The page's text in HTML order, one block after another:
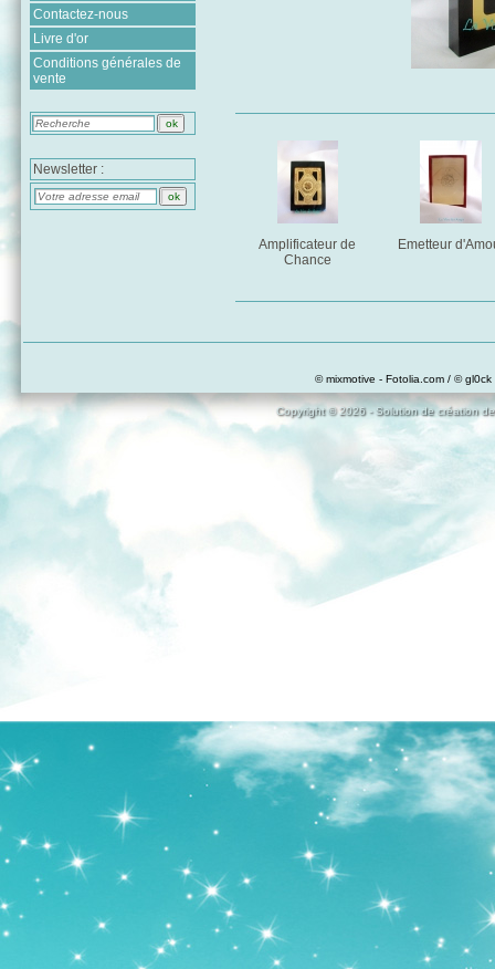
Contactez-nous
Livre d'or
Conditions générales de
vente
Newsletter :
Amplificateur de
Chance
Emetteur
© mixmotive - Fotolia.com / ©
Copyright © 2026 - Solution de création